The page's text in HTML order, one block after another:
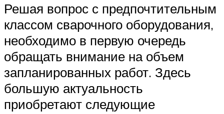
Решая вопрос с предпочтительным
классом сварочного оборудования,
необходимо в первую очередь
обращать внимание на объем
запланированных работ. Здесь
большую актуальность
приобретают следующие